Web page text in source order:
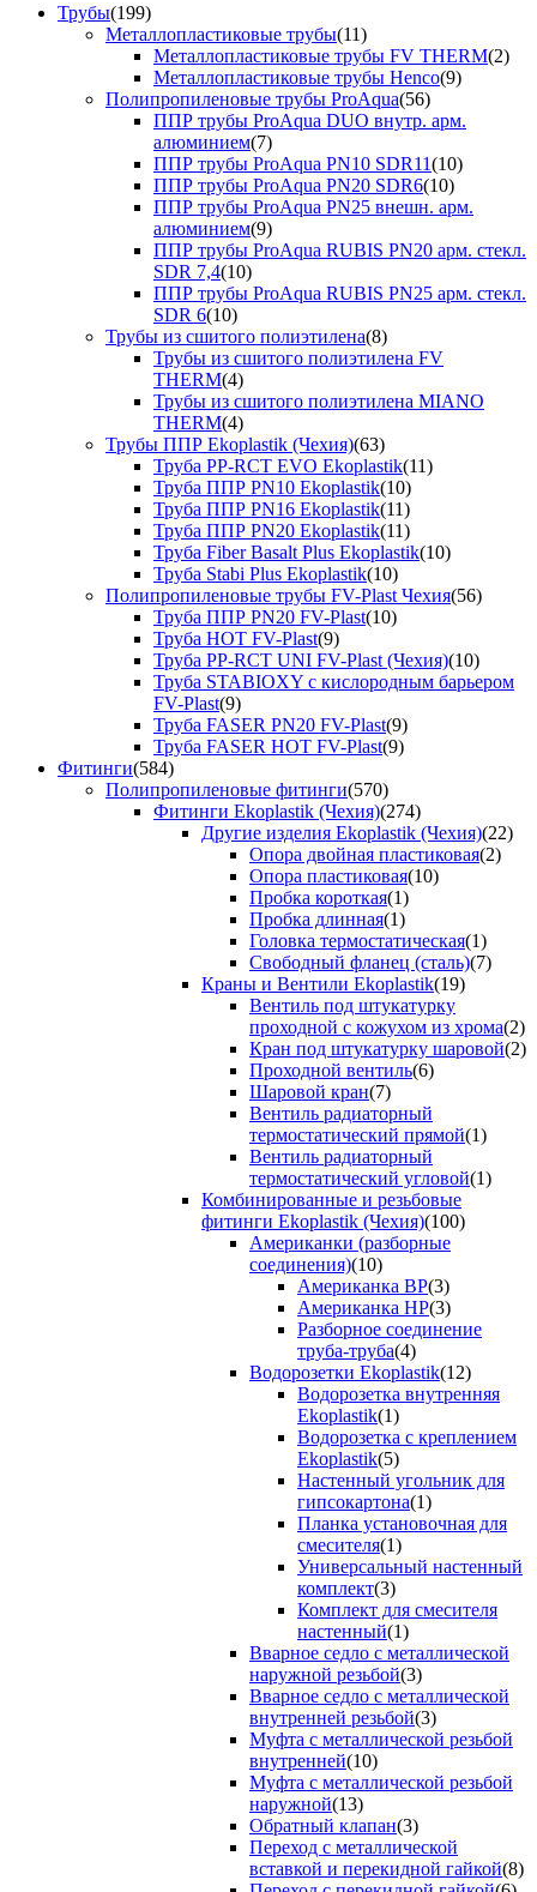
Трубы(199)
Металлопластиковые трубы(11)
Металлопластиковые трубы FV THERM(2)
Металлопластиковые трубы Henco(9)
Полипропиленовые трубы ProAqua(56)
ППР трубы ProAqua DUO внутр. арм.
алюминием(7)
ППР трубы ProAqua PN10 SDR11(10)
ППР трубы ProAqua PN20 SDR6(10)
ППР трубы ProAqua PN25 внешн. арм.
алюминием(9)
ППР трубы ProAqua RUBIS PN20 арм. стекл.
SDR 7,4(10)
ППР трубы ProAqua RUBIS PN25 арм. стекл.
SDR 6(10)
Трубы из сшитого полиэтилена(8)
Трубы из сшитого полиэтилена FV
THERM(4)
Трубы из сшитого полиэтилена MIANO
THERM(4)
Трубы ППР Ekoplastik (Чехия)(63)
Труба PP-RCT EVO Ekoplastik(11)
Труба ППР PN10 Ekoplastik(10)
Труба ППР PN16 Ekoplastik(11)
Труба ППР PN20 Ekoplastik(11)
Труба Fiber Basalt Plus Ekoplastik(10)
Труба Stabi Plus Ekoplastik(10)
Полипропиленовые трубы FV-Plast Чехия(56)
Труба ППР PN20 FV-Plast(10)
Труба HOT FV-Plast(9)
Труба PP-RCT UNI FV-Plast (Чехия)(10)
Труба STABIOXY с кислородным барьером
FV-Plast(9)
Труба FASER PN20 FV-Plast(9)
Труба FASER HOT FV-Plast(9)
Фитинги(584)
Полипропиленовые фитинги(570)
Фитинги Ekoplastik (Чехия)(274)
Другие изделия Ekoplastik (Чехия)(22)
Опора двойная пластиковая(2)
Опора пластиковая(10)
Пробка короткая(1)
Пробка длинная(1)
Головка термостатическая(1)
Свободный фланец (сталь)(7)
Краны и Вентили Ekoplastik(19)
Вентиль под штукатурку
проходной с кожухом из хрома(2)
Кран под штукатурку шаровой(2)
Проходной вентиль(6)
Шаровой кран(7)
Вентиль радиаторный
термостатический прямой(1)
Вентиль радиаторный
термостатический угловой(1)
Комбинированные и резьбовые
фитинги Ekoplastik (Чехия)(100)
Американки (разборные
соединения)(10)
Американка ВР(3)
Американка НР(3)
Разборное соединение
труба-труба(4)
Водорозетки Ekoplastik(12)
Водорозетка внутренняя
Ekoplastik(1)
Водорозетка с креплением
Ekoplastik(5)
Настенный угольник для
гипсокартона(1)
Планка установочная для
смесителя(1)
Универсальный настенный
комплект(3)
Комплект для смесителя
настенный(1)
Вварное седло с металлической
наружной резьбой(3)
Вварное седло с металлической
внутренней резьбой(3)
Муфта с металлической резьбой
внутренней(10)
Муфта с металлической резьбой
наружной(13)
Обратный клапан(3)
Переход с металлической
вставкой и перекидной гайкой(8)